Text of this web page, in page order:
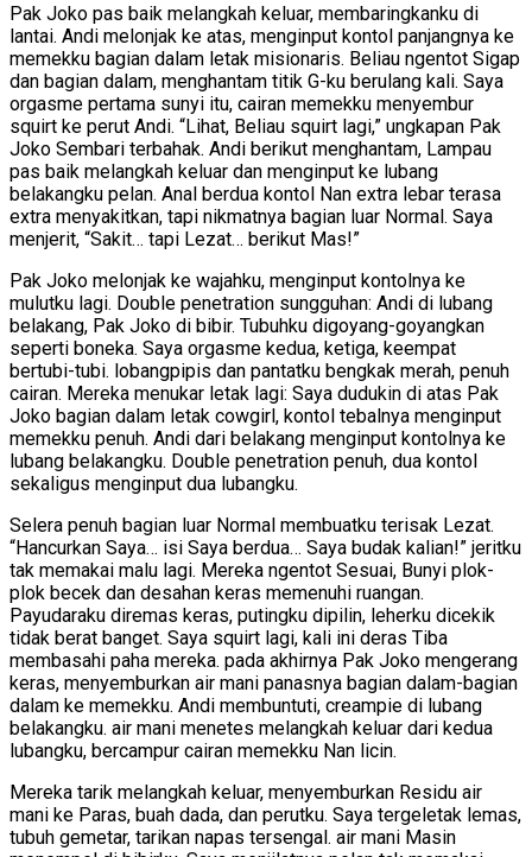
Pak Joko pas baik melangkah keluar, membaringkanku di
lantai. Andi melonjak ke atas, menginput kontol panjangnya ke
memekku bagian dalam letak misionaris. Beliau ngentot Sigap
dan bagian dalam, menghantam titik G-ku berulang kali. Saya
orgasme pertama sunyi itu, cairan memekku menyembur
squirt ke perut Andi. “Lihat, Beliau squirt lagi,” ungkapan Pak
Joko Sembari terbahak. Andi berikut menghantam, Lampau
pas baik melangkah keluar dan menginput ke lubang
belakangku pelan. Anal berdua kontol Nan extra lebar terasa
extra menyakitkan, tapi nikmatnya bagian luar Normal. Saya
menjerit, “Sakit… tapi Lezat… berikut Mas!”
Pak Joko melonjak ke wajahku, menginput kontolnya ke
mulutku lagi. Double penetration sungguhan: Andi di lubang
belakang, Pak Joko di bibir. Tubuhku digoyang-goyangkan
seperti boneka. Saya orgasme kedua, ketiga, keempat
bertubi-tubi. lobangpipis dan pantatku bengkak merah, penuh
cairan. Mereka menukar letak lagi: Saya dudukin di atas Pak
Joko bagian dalam letak cowgirl, kontol tebalnya menginput
memekku penuh. Andi dari belakang menginput kontolnya ke
lubang belakangku. Double penetration penuh, dua kontol
sekaligus menginput dua lubangku.
Selera penuh bagian luar Normal membuatku terisak Lezat.
“Hancurkan Saya… isi Saya berdua… Saya budak kalian!” jeritku
tak memakai malu lagi. Mereka ngentot Sesuai, Bunyi plok-
plok becek dan desahan keras memenuhi ruangan.
Payudaraku diremas keras, putingku dipilin, leherku dicekik
tidak berat banget. Saya squirt lagi, kali ini deras Tiba
membasahi paha mereka. pada akhirnya Pak Joko mengerang
keras, menyemburkan air mani panasnya bagian dalam-bagian
dalam ke memekku. Andi membuntuti, creampie di lubang
belakangku. air mani menetes melangkah keluar dari kedua
lubangku, bercampur cairan memekku Nan licin.
Mereka tarik melangkah keluar, menyemburkan Residu air
mani ke Paras, buah dada, dan perutku. Saya tergeletak lemas,
tubuh gemetar, tarikan napas tersengal. air mani Masin